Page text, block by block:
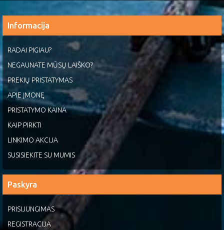
Informacija
RADAI PIGIAU?
NEGAUNATE MŪSŲ LAIŠKO?
PREKIŲ PRISTATYMAS
APIE ĮMONĘ
PRISTATYMO KAINA
KAIP PIRKTI
LINKIMO AKCIJA
SUSISIEKITE SU MUMIS
Paskyra
PRISIJUNGIMAS
REGISTRACIJA